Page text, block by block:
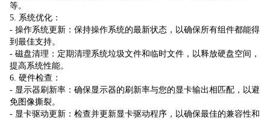
等。
5. 系统优化：
- 操作系统更新：保持操作系统的最新状态，以确保所有组件都能得
到最佳支持。
- 磁盘清理：定期清理系统垃圾文件和临时文件，以释放硬盘空间，
提高系统性能。
6. 硬件检查：
- 显示器刷新率：确保显示器的刷新率与您的显卡输出相匹配，以避
免图像撕裂。
- 显卡驱动更新：检查并更新显卡驱动程序，以确保最佳的兼容性和